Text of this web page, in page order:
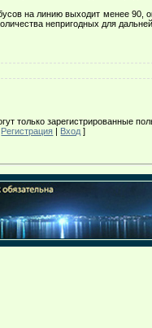
на линию выходит менее 90,
непригодных для
только зарегистрированные
Регистрация | Вход ]